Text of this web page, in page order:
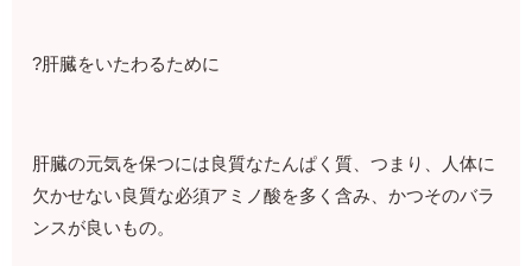
?肝臓をいたわるために
肝臓の元気を保つには良質なたんぱく質、つまり、人体に
欠かせない良質な必須アミノ酸を多く含み、かつそのバラ
ンスが良いもの。